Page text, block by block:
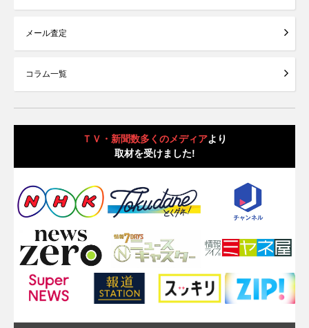
メール査定
コラム一覧
ＴＶ・新聞数多くのメディアより
取材を受けました!